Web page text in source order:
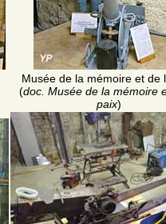
Musée de la mémoire et de
(doc. Musée de la mémoire
paix)